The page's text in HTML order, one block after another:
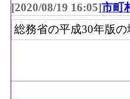
[2020/08/19 16:05]市町
総務省の平成30年版の